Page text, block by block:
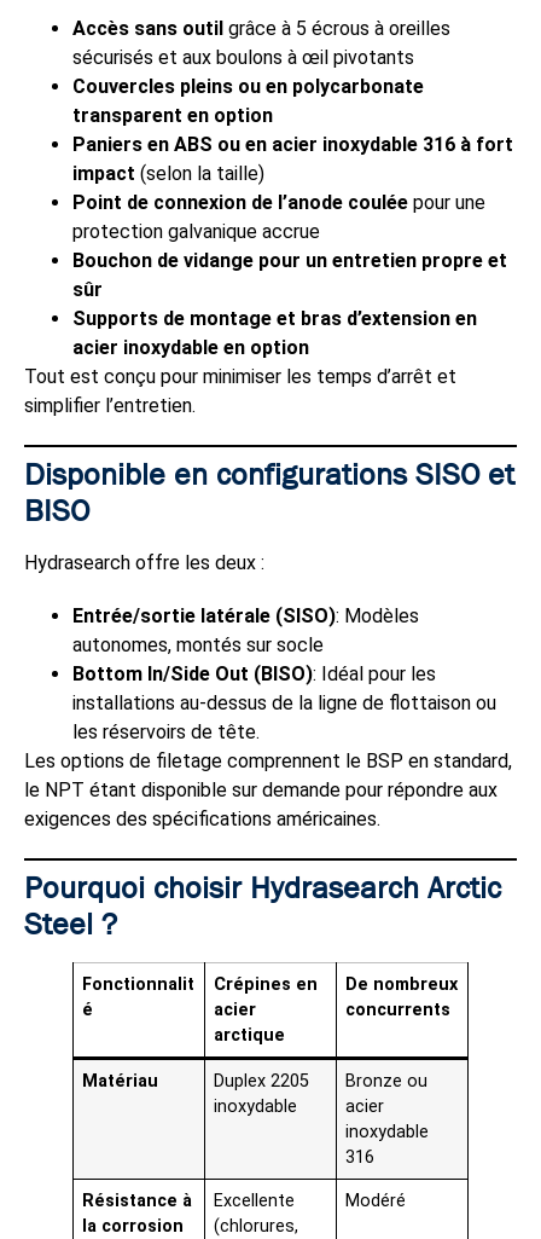
Accès sans outil grâce à 5 écrous à oreilles
sécurisés et aux boulons à œil pivotants
Couvercles pleins ou en polycarbonate
transparent en option
Paniers en ABS ou en acier inoxydable 316 à fort
impact (selon la taille)
Point de connexion de l’anode coulée pour une
protection galvanique accrue
Bouchon de vidange pour un entretien propre et
sûr
Supports de montage et bras d’extension en
acier inoxydable en option
Tout est conçu pour minimiser les temps d’arrêt et
simplifier l’entretien.
Disponible en configurations SISO et
BISO
Hydrasearch offre les deux :
Entrée/sortie latérale (SISO): Modèles
autonomes, montés sur socle
Bottom In/Side Out (BISO): Idéal pour les
installations au-dessus de la ligne de flottaison ou
les réservoirs de tête.
Les options de filetage comprennent le BSP en standard,
le NPT étant disponible sur demande pour répondre aux
exigences des spécifications américaines.
Pourquoi choisir Hydrasearch Arctic
Steel ?
Fonctionnalit
é
Crépines en
acier
arctique
De nombreux
concurrents
Matériau
Duplex 2205
inoxydable
Bronze ou
acier
inoxydable
316
Résistance à
la corrosion
Excellente
(chlorures,
Modéré